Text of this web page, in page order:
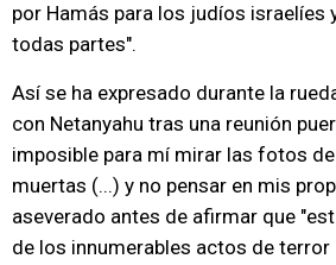
por Hamás para los judíos israelíes
todas partes".
Así se ha expresado durante la
con Netanyahu tras una reunión
imposible para mí mirar las fotos
muertas (...) y no pensar en mis
aseverado antes de afirmar que
de los innumerables actos de terror